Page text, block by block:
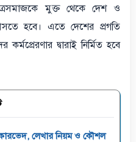
মুক্ত থেকে দেশ ও
হবে। এতে দেশের প্রগতি
দ্বারাই নির্মিত হবে
লেখার নিয়ম ও কৌশল